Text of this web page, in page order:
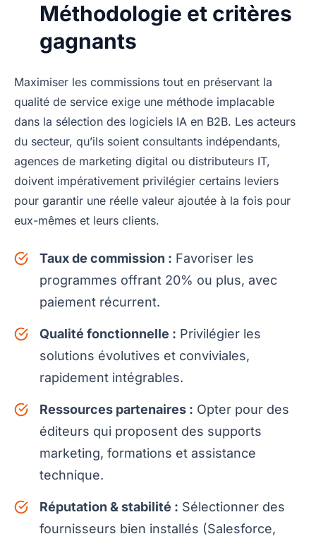
Méthodologie et critères
gagnants
Maximiser les commissions tout en préservant la
qualité de service exige une méthode implacable
dans la sélection des logiciels IA en B2B. Les acteurs
du secteur, qu’ils soient consultants indépendants,
agences de marketing digital ou distributeurs IT,
doivent impérativement privilégier certains leviers
pour garantir une réelle valeur ajoutée à la fois pour
eux-mêmes et leurs clients.
Taux de commission : Favoriser les
programmes offrant 20% ou plus, avec
paiement récurrent.
Qualité fonctionnelle : Privilégier les
solutions évolutives et conviviales,
rapidement intégrables.
Ressources partenaires : Opter pour des
éditeurs qui proposent des supports
marketing, formations et assistance
technique.
Réputation & stabilité : Sélectionner des
fournisseurs bien installés (Salesforce,